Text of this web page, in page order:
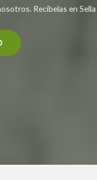
Recíbelas en Sella